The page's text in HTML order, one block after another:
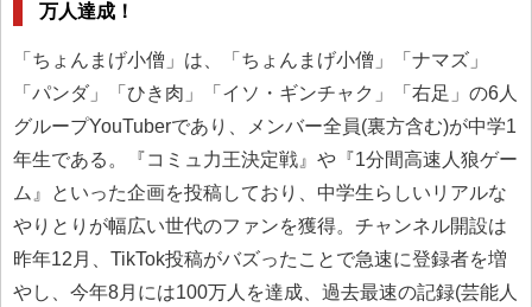
万人達成！
「ちょんまげ小僧」は、「ちょんまげ小僧」「ナマズ」
「パンダ」「ひき肉」「イソ・ギンチャク」「右足」の6人
グループYouTuberであり、メンバー全員(裏方含む)が中学1
年生である。『コミュ力王決定戦』や『1分間高速人狼ゲー
ム』といった企画を投稿しており、中学生らしいリアルな
やりとりが幅広い世代のファンを獲得。チャンネル開設は
昨年12月、TikTok投稿がバズったことで急速に登録者を増
やし、今年8月には100万人を達成、過去最速の記録(芸能人